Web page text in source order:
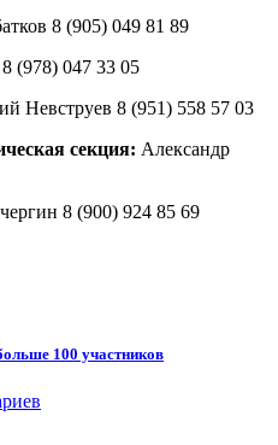
8 (905) 049 81 89
(978) 047 33 05
Невструев 8 (951) 558 57 03
секция: Александр
8 (900) 924 85 69
100 участников